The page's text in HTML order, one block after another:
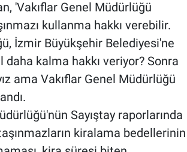
'Vakıflar Genel Müdürlüğü
kullanma hakkı verebilir.
İzmir Büyükşehir Belediyesi'ne
kalma hakkı veriyor? Sonra
ama Vakıflar Genel Müdürlüğü
Sayıştay raporlarında
kiralama bedellerinin